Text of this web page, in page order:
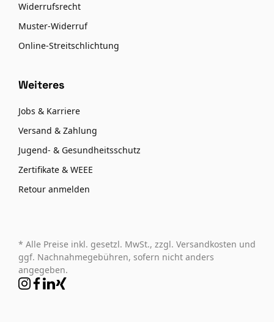
Widerrufsrecht
Muster-Widerruf
Online-Streitschlichtung
Weiteres
Jobs & Karriere
Versand & Zahlung
Jugend- & Gesundheitsschutz
Zertifikate & WEEE
Retour anmelden
* Alle Preise inkl. gesetzl. MwSt., zzgl. Versandkosten und
ggf. Nachnahmegebühren, sofern nicht anders
angegeben.